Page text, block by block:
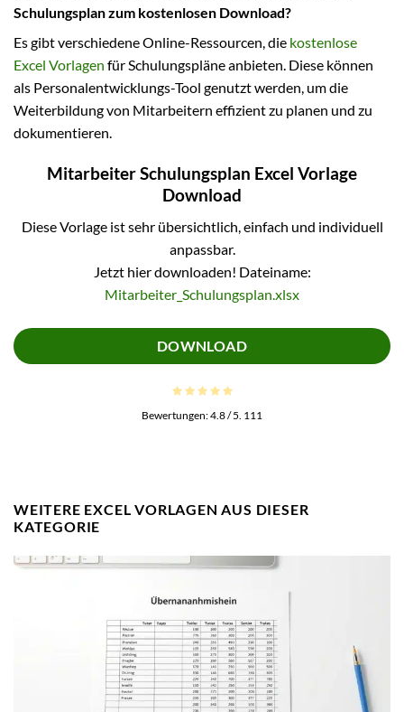
Schulungsplan zum kostenlosen Download?
Es gibt verschiedene Online-Ressourcen, die kostenlose
Excel Vorlagen für Schulungspläne anbieten. Diese können
als Personalentwicklungs-Tool genutzt werden, um die
Weiterbildung von Mitarbeitern effizient zu planen und zu
dokumentieren.
Mitarbeiter Schulungsplan Excel Vorlage
Download
Diese Vorlage ist sehr übersichtlich, einfach und individuell
anpassbar.
Jetzt hier downloaden! Dateiname:
Mitarbeiter_Schulungsplan.xlsx
DOWNLOAD
Bewertungen:4.8/ 5. 111
WEITERE EXCEL VORLAGEN AUS DIESER
KATEGORIE